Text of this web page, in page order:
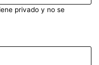
privado y no se